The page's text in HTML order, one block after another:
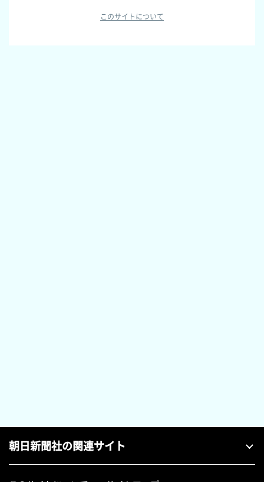
このサイトについて
朝日新聞社の関連サイト